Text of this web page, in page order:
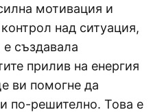
мотивация и
над ситуация,
създавала
прилив на енергия
ви помогне да
по-решително. Това е